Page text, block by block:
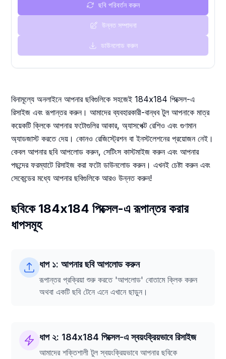
ছবি পরিবর্তন করুন
উন্নত সম্পাদনা
ডাউনলোড করুন
বিনামূল্যে অনলাইনে আপনার ছবিগুলিকে সহজেই 184x184 পিক্সেল-এ
রিসাইজ এবং রূপান্তর করুন। আমাদের ব্যবহারকারী-বান্ধব টুল আপনাকে মাত্র
কয়েকটি ক্লিকে আপনার ফটোগুলির আকার, অ্যাসপেক্ট রেশিও এবং গুণমান
অ্যাডজাস্ট করতে দেয়। কোনও রেজিস্ট্রেশন বা ইনস্টলেশনের প্রয়োজন নেই।
কেবল আপনার ছবি আপলোড করুন, সেটিংস কাস্টমাইজ করুন এবং আপনার
পছন্দের ফরম্যাটে রিসাইজ করা ফটো ডাউনলোড করুন। এখনই চেষ্টা করুন এবং
সেকেন্ডের মধ্যে আপনার ছবিগুলিকে আরও উন্নত করুন!
ছবিকে 184x184 পিক্সেল-এ রূপান্তর করার
ধাপসমূহ
ধাপ ১: আপনার ছবি আপলোড করুন
রূপান্তর প্রক্রিয়া শুরু করতে 'আপলোড' বোতামে ক্লিক করুন
অথবা একটি ছবি টেনে এনে এখানে ছাড়ুন।
ধাপ ২: 184x184 পিক্সেল-এ স্বয়ংক্রিয়ভাবে রিসাইজ
আমাদের শক্তিশালী টুল স্বয়ংক্রিয়ভাবে আপনার ছবিকে